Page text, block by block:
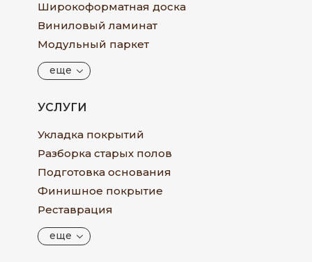
Широкоформатная доска
Виниловый ламинат
Модульный паркет
еще
УСЛУГИ
Укладка покрытий
Разборка старых полов
Подготовка основания
Финишное покрытие
Реставрация
еще